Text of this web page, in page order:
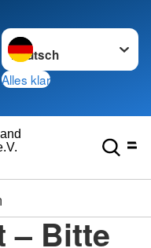
Sprache wechseln zu
Alles klar
– Bitte